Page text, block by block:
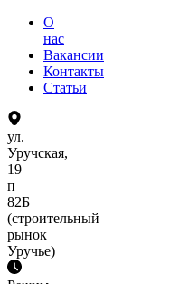
О
нас
Вакансии
Контакты
Статьи
ул.
Уручская,
19
п
82Б
(строительный
рынок
Уручье)